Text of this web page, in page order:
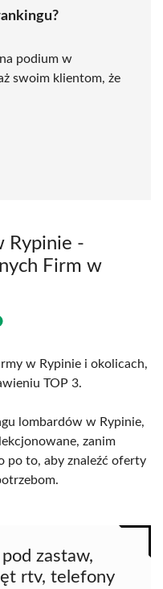
podium w
swoim klientom, że
Rypinie -
Firm w
w Rypinie i okolicach,
TOP 3.
lombardów w Rypinie,
zanim
po to, aby znaleźć oferty
zastaw,
rtv, telefony